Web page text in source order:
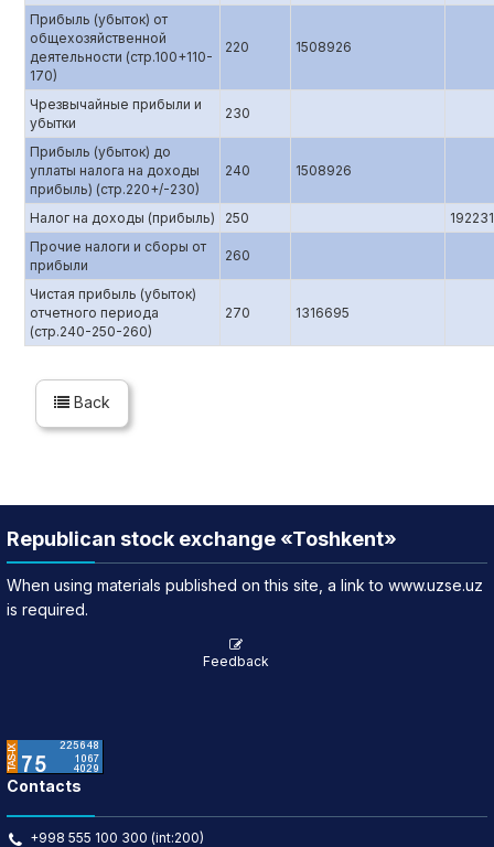
Прибыль (убыток) от
общехозяйственной
деятельности (стр.100+110-
170)
220 1508926
Чрезвычайные прибыли и
убытки
230
Прибыль (убыток) до
уплаты налога на доходы
прибыль) (стр.220+/-230)
240 1508926
Налог на доходы (прибыль) 250
192231
Прочие налоги и сборы от
прибыли
260
Чистая прибыль (убыток)
отчетного периода
(стр.240-250-260)
270 1316695
Back
Republican stock exchange «Toshkent»
When using materials published on this site, a link to www.uzse.uz
is required.
Feedback
Contacts
+998 555 100 300 (int:200)